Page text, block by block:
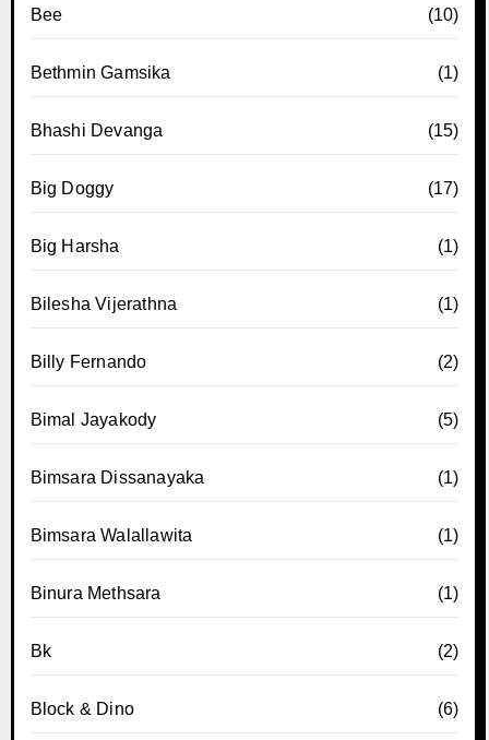
Bee (10)
Bethmin Gamsika (1)
Bhashi Devanga (15)
Big Doggy (17)
Big Harsha (1)
Bilesha Vijerathna (1)
Billy Fernando (2)
Bimal Jayakody (5)
Bimsara Dissanayaka (1)
Bimsara Walallawita (1)
Binura Methsara (1)
Bk (2)
Block & Dino (6)